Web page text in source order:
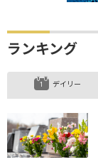
ランキング
デイリー